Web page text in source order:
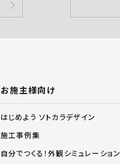
お施主様向け
はじめよう ソトカラデザイン
施工事例集
自分でつくる！外観シミュレーション